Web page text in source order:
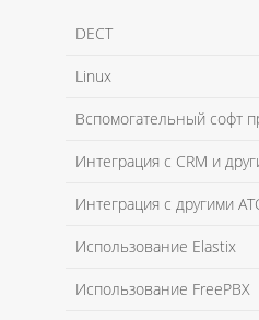
Я даю согласие на обработку
в соответствии с Политикой в
Я даю согласие на обработку
в соответствии с Политикой в
DECT
Linux
Вспомогательный софт
Интеграция с CRM и
Интеграция с другими
Использование Elastix
Использование FreePBX